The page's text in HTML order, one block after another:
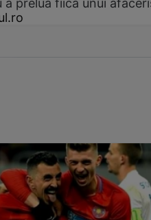
prelua fiica unui